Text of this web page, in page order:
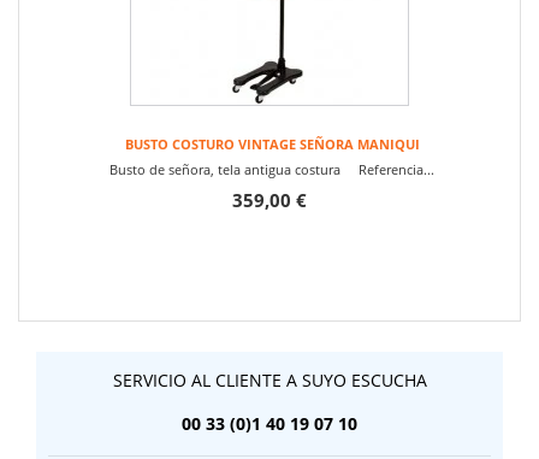
BUSTO COSTURO VINTAGE SEÑORA MANIQUI
Busto de señora, tela antigua costura Referencia...
359,00 €
SERVICIO AL CLIENTE A SUYO ESCUCHA
00 33 (0)1 40 19 07 10